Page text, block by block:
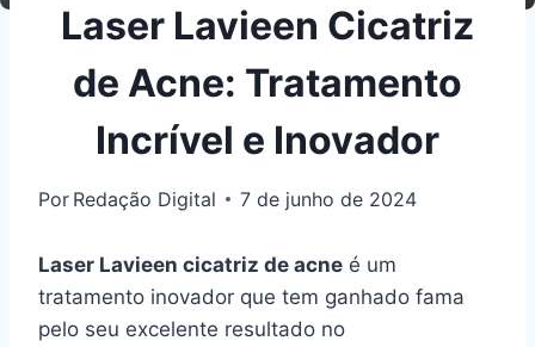
Laser Lavieen Cicatriz
de Acne: Tratamento
Incrível e Inovador
Por Redação Digital 7 de junho de 2024
Laser Lavieen cicatriz de acne é um
tratamento inovador que tem ganhado fama
pelo seu excelente resultado no